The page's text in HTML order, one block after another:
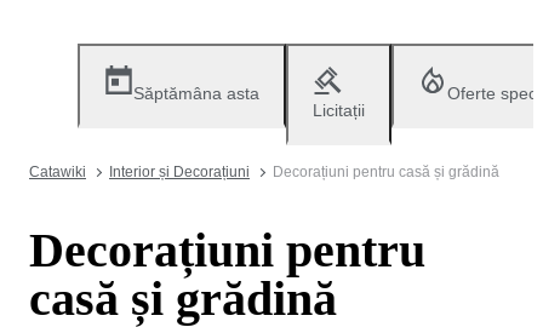
Săptămâna asta
Licitații
Oferte
Catawiki Interior și Decorațiuni Decorațiuni pentru casă și grădină
Decorațiuni pentru
casă și grădină